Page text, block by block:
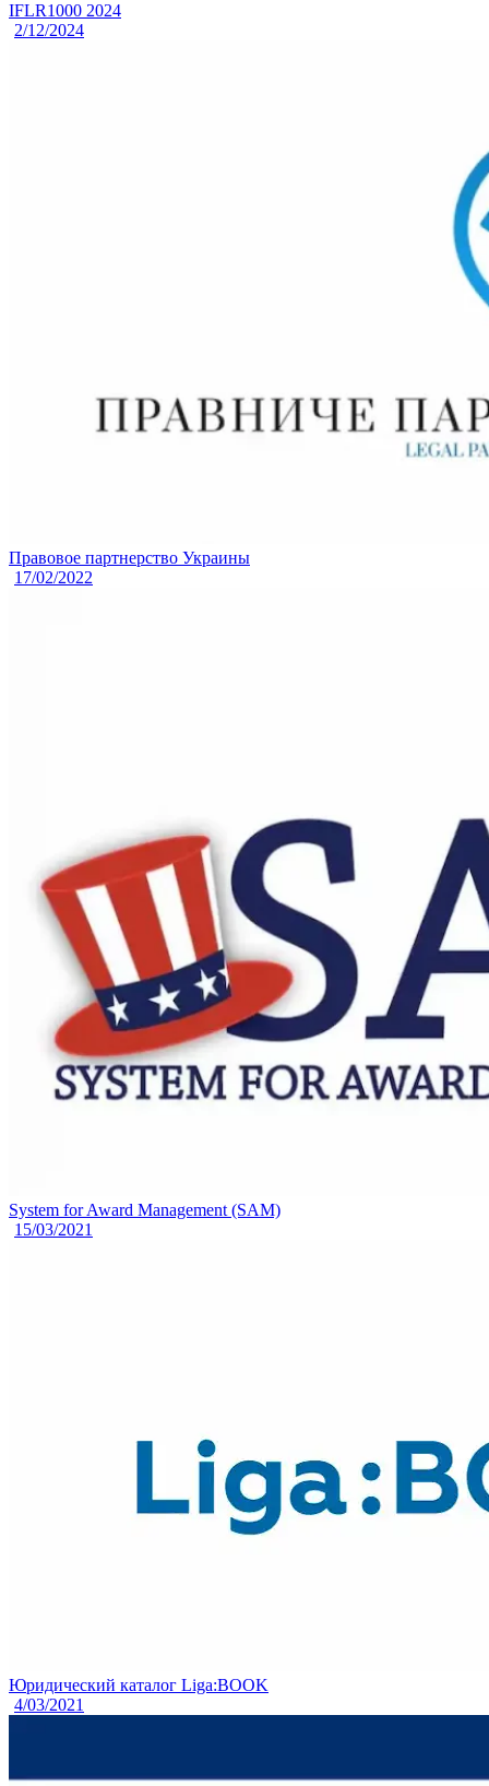
IFLR1000 2024
2/12/2024
Правовое партнерство Украины
17/02/2022
System for Award Management (SAM)
15/03/2021
Юридический каталог Liga:BOOK
4/03/2021